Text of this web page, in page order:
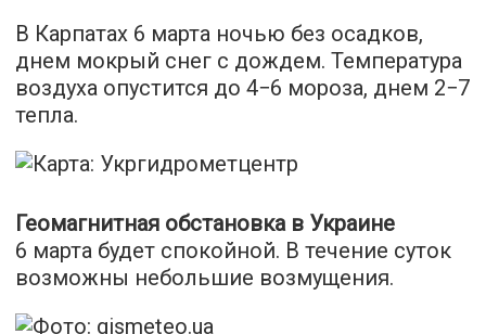
В Карпатах 6 марта ночью без осадков,
днем мокрый снег с дождем. Температура
воздуха опустится до 4−6 мороза, днем 2−7
тепла.
Геомагнитная обстановка в Украине
6 марта будет спокойной. В течение суток
возможны небольшие возмущения.